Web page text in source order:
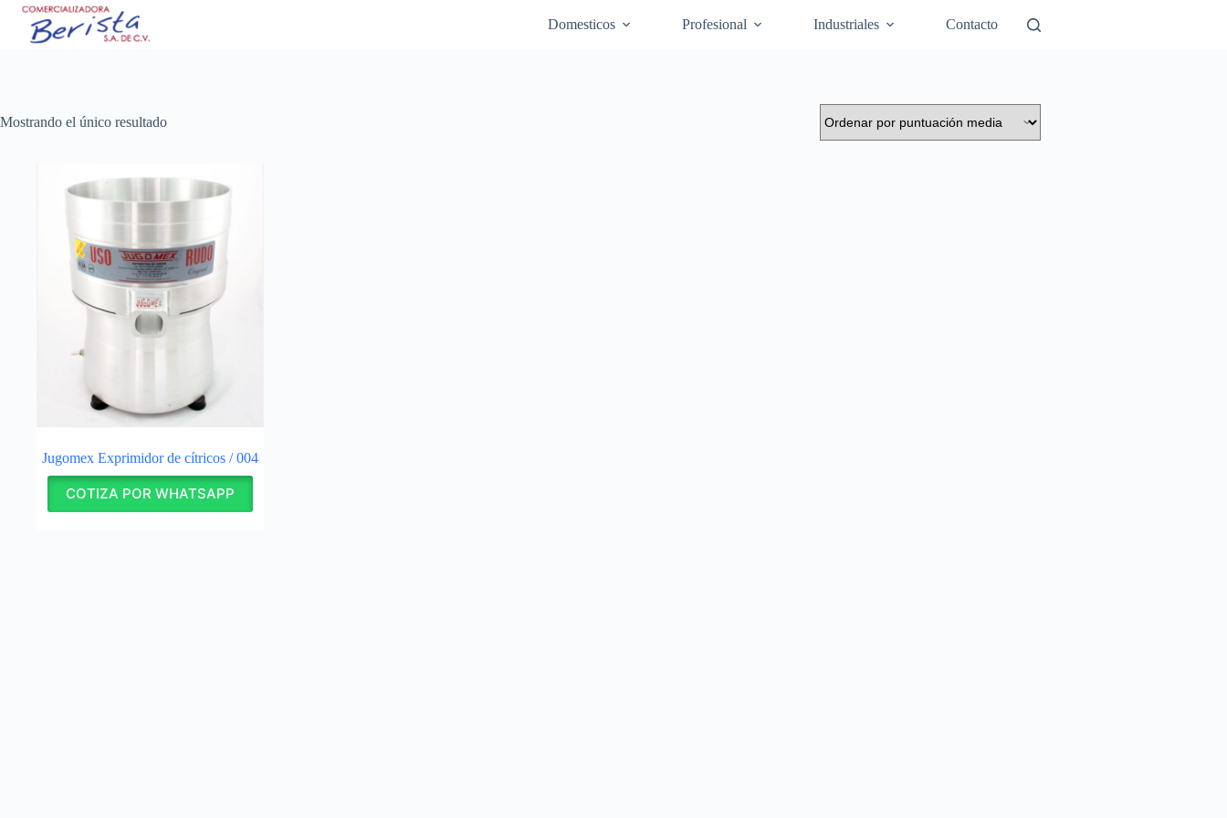
Saltar
contenido
Domesticos Profesional Industriales Contacto
Mostrando el único resultado
Jugomex Exprimidor de cítricos / 004
COTIZA POR WHATSAPP